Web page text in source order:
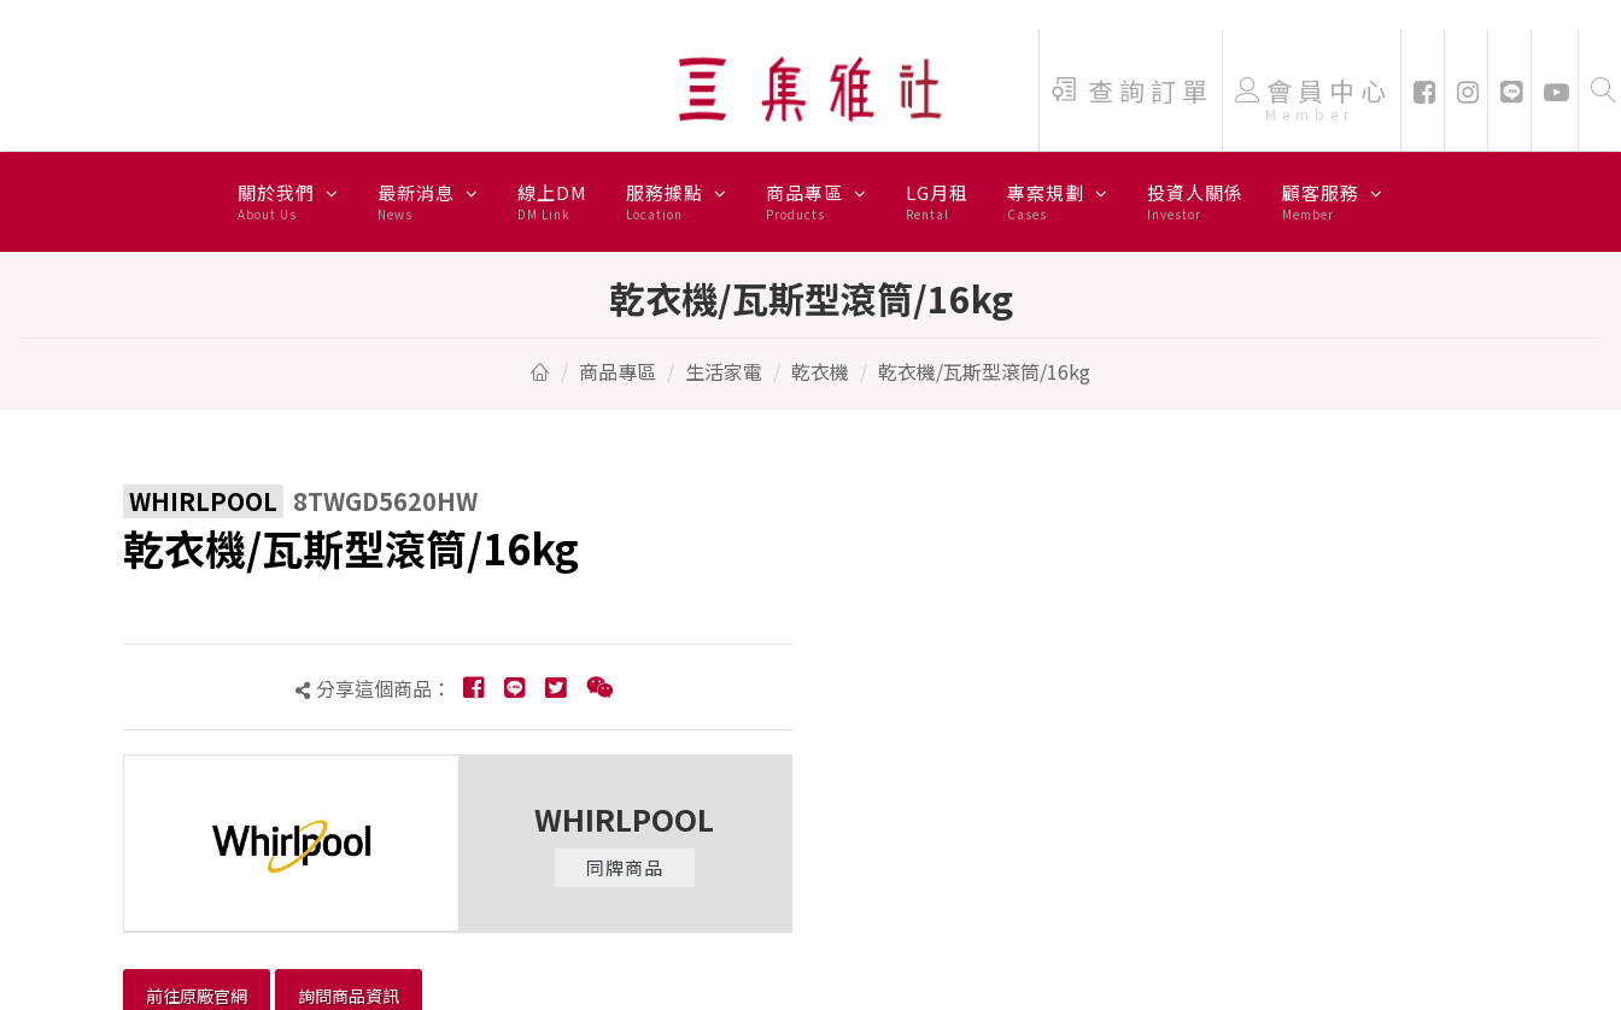
乾衣機/瓦斯型滾筒/16kg - WHIRLPOOL
查詢訂單 會員中心
Member
關於我們
About Us
最新消息
News
線上DM
DM Link
服務據點
Location
商品專區
Products
LG月租
Rental
專案規劃
Cases
投資人關係
Investor
顧客服務
Member
乾衣機/瓦斯型滾筒/16kg
商品專區 生活家電 乾衣機 乾衣機/瓦斯型滾筒/16kg
WHIRLPOOL 8TWGD5620HW
乾衣機/瓦斯型滾筒/16kg
分享這個商品：
WHIRLPOOL
同牌商品
前往原廠官網 詢問商品資訊